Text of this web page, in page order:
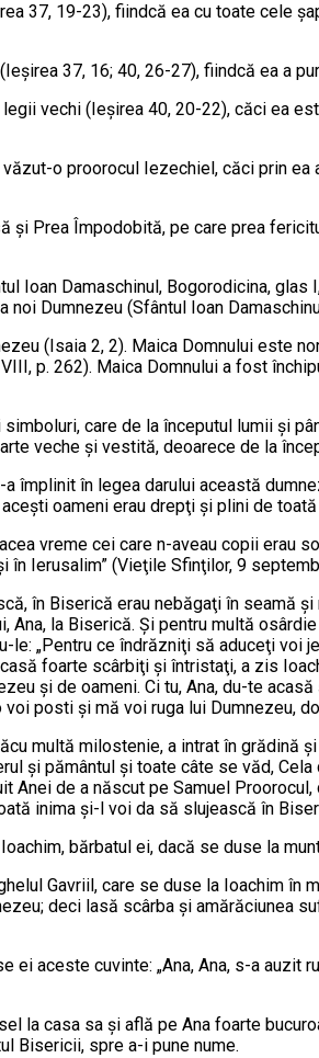
37, 19-23), fiindcă ea cu toate cele
37, 16; 40, 26-27), fiindcă ea a
vechi (Ieşirea 40, 20-22), căci ea
o proorocul Iezechiel, căci prin
şi Prea Împodobită, pe ca­re prea
Ioan Damaschinul, Bogorodicina,
Dumnezeu (Sfântul Ioan
(Isaia 2, 2). Maica Domnului es­te
p. 262). Maica Domnului a fost
care de la începutul lumii şi
veche şi vestită, de­oa­rece de la
împlinit în legea darului această
oameni erau drepţi şi plini de
vreme cei care n-aveau co­pii
în Ie­ru­salim” (Vieţile Sfinţilor, 9
în Bi­serică erau nebăgaţi în seamă
la Biserică. Şi pentru multă
„Pentru ce îndrăzniţi să aduceţi voi
foarte scârbiţi şi întristaţi, a zis
şi de oameni. Ci tu, Ana, du-te
posti şi mă voi ruga lui Dumnezeu,
multă milostenie, a intrat în grădină
şi pământul şi toate câte se văd,
Anei de a năs­cut pe Samuel
inima şi-l voi da să slujească în
bărbatul ei, dacă se duse la
Gavriil, care se duse la Ioachim
deci lasă scâr­ba şi amărăciunea
aceste cuvinte: „Ana, Ana, s-a
la casa sa şi află pe Ana foarte
Bisericii, spre a-i pune nume.